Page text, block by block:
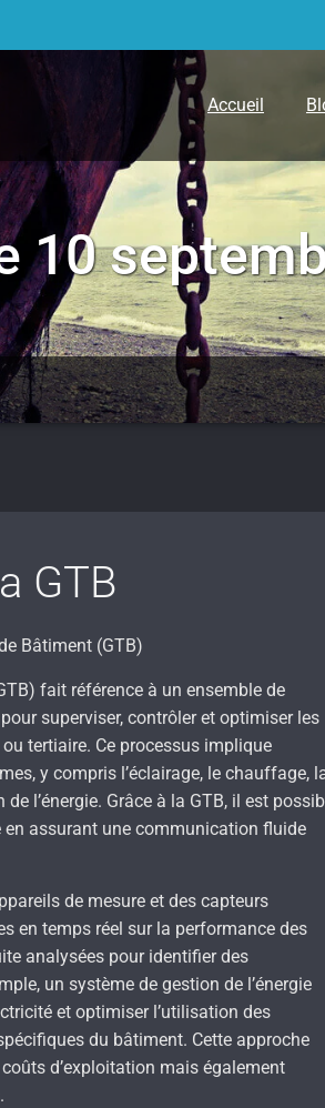
Accueil
10
GTB
Bâtiment (GTB)
fait référence à un ensemble de
superviser, contrôler et optimiser les
tertiaire. Ce processus implique
y compris l’éclairage, le chauffage,
l’énergie. Grâce à la GTB, il est
en assurant une communication fluide
de mesure et des capteurs
en temps réel sur la performance des
analysées pour identifier des
un système de gestion de l’énergie
et optimiser l’utilisation des
du bâtiment. Cette approche
d’exploitation mais également